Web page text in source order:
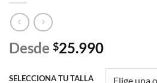
Desde $25.990
SELECCIONA TU TALLA